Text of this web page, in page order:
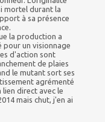
mortel durant la
à sa présence
la production a
pour un visionnage
d'action sont
de plaies
le mutant sort ses
agrémenté
lien direct avec le
mais chut, j'en ai